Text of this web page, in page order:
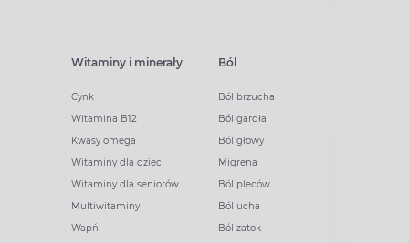
Witaminy i minerały
Cynk
Witamina B12
Kwasy omega
Witaminy dla dzieci
Witaminy dla seniorów
Multiwitaminy
Wapń
Ból
Ból brzucha
Ból gardła
Ból głowy
Migrena
Ból pleców
Ból ucha
Ból zatok